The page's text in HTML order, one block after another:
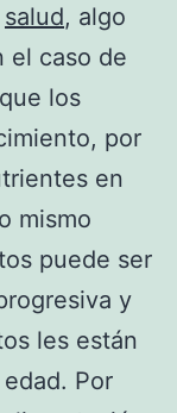
salud, algo
el caso de
los
por
en
mismo
puede ser
y
les están
Por